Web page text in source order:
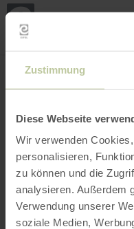
Zustimmung
Diese Webseite
Wir verwenden
personalisieren,
zu können und die
analysieren. Außerdem
Verwendung unserer
soziale Medien,